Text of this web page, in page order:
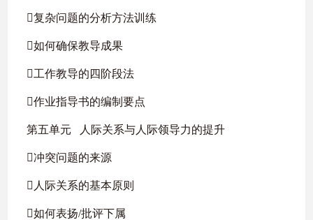
复杂问题的分析方法训练
如何确保教导成果
工作教导的四阶段法
作业指导书的编制要点
第五单元 人际关系与人际领导力的提升
冲突问题的来源
人际关系的基本原则
如何表扬/批评下属